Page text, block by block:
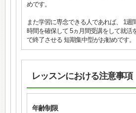
めです。
また学習に専念できる人であれば、 1週
時間を確保して 5ヵ月間受講をして就活
で終了させる 短期集中型がお勧めです。
レッスンにおける注意事項
年齢制限